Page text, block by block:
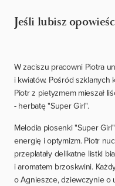
Jeśli lubisz
W zaciszu pracowni Piotra
i kwiatów. Pośród szklanych
Piotr z pietyzmem mieszał
- herbatę "Super Girl".
Melodia piosenki "Super
energię i optymizm. Piotr
przeplatały delikatne listki
i aromatem brzoskwini.
o Agnieszce, dziewczynie o